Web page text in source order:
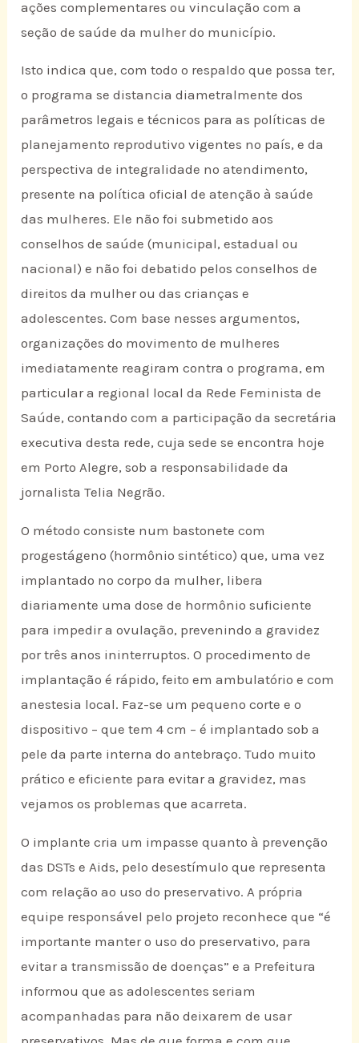
ações complementares ou vinculação com a
seção de saúde da mulher do município.
Isto indica que, com todo o respaldo que possa ter,
o programa se distancia diametralmente dos
parâmetros legais e técnicos para as políticas de
planejamento reprodutivo vigentes no país, e da
perspectiva de integralidade no atendimento,
presente na política oficial de atenção à saúde
das mulheres. Ele não foi submetido aos
conselhos de saúde (municipal, estadual ou
nacional) e não foi debatido pelos conselhos de
direitos da mulher ou das crianças e
adolescentes. Com base nesses argumentos,
organizações do movimento de mulheres
imediatamente reagiram contra o programa, em
particular a regional local da Rede Feminista de
Saúde, contando com a participação da secretária
executiva desta rede, cuja sede se encontra hoje
em Porto Alegre, sob a responsabilidade da
jornalista Telia Negrão.
O método consiste num bastonete com
progestágeno (hormônio sintético) que, uma vez
implantado no corpo da mulher, libera
diariamente uma dose de hormônio suficiente
para impedir a ovulação, prevenindo a gravidez
por três anos ininterruptos. O procedimento de
implantação é rápido, feito em ambulatório e com
anestesia local. Faz-se um pequeno corte e o
dispositivo – que tem 4 cm – é implantado sob a
pele da parte interna do antebraço. Tudo muito
prático e eficiente para evitar a gravidez, mas
vejamos os problemas que acarreta.
O implante cria um impasse quanto à prevenção
das DSTs e Aids, pelo desestímulo que representa
com relação ao uso do preservativo. A própria
equipe responsável pelo projeto reconhece que “é
importante manter o uso do preservativo, para
evitar a transmissão de doenças” e a Prefeitura
informou que as adolescentes seriam
acompanhadas para não deixarem de usar